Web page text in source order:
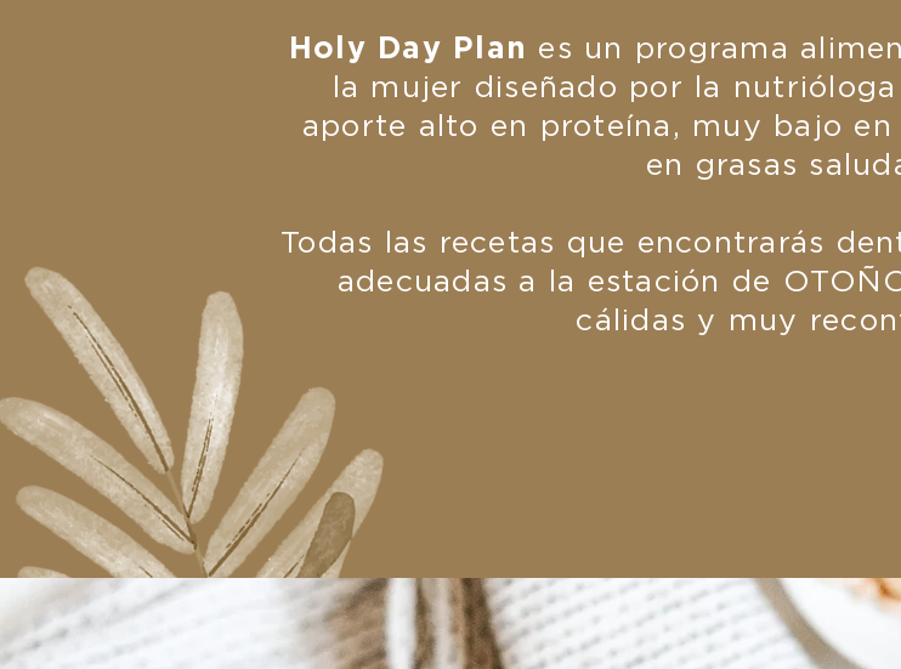
Holy Day Plan es un programa
la mujer diseñado por la
aporte alto en proteína, muy bajo
en grasas
Todas las recetas que encontrarás
adecuadas a la estación de
cálidas y muy